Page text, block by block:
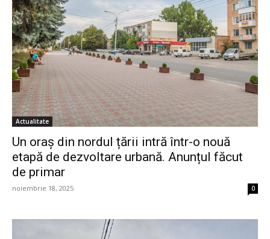
Actualitate
Un oraș din nordul țării intră într-o nouă
etapă de dezvoltare urbană. Anunțul făcut
de primar
noiembrie 18, 2025 0